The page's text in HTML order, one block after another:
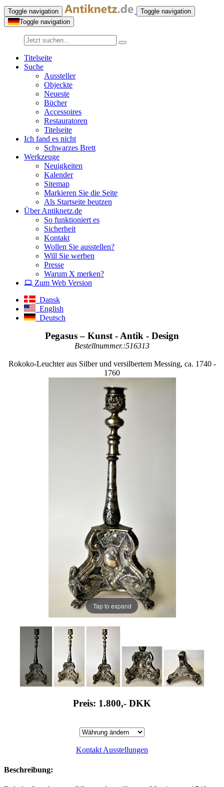
Toggle navigation
Toggle navigation
Toggle navigation
Titelseite
Suche
Aussteller
Objeckte
Neueste
Bücher
Accessoires
Restauratoren
Titelseite
Ich fand es nicht
Schwarzes Brett
Werkzeuge
Neuigkeiten
Kalender
Sitemap
Markieren Sie die Seite
Als Startseite beutzen
Über Antiknetz.de
So funktioniert es
Sicherheit
Kontakt
Wollen Sie ausstellen?
Will Sie werben
Presse
Warum X merken?
Zum Web Version
Dansk
English
Deutsch
Pegasus – Kunst - Antik - Design
Bestellnummer.:516313
Rokoko-Leuchter aus Silber und versilbertem Messing, ca. 1740 -
1760
Tap to expand
Preis: 1.800,- DKK
Kontakt Ausstellungen
Beschreibung: